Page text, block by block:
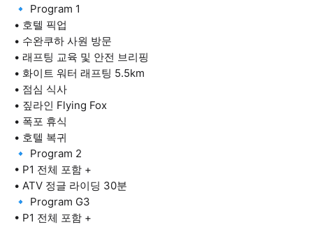
🔹 Program 1
• 호텔 픽업
• 수완쿠하 사원 방문
• 래프팅 교육 및 안전 브리핑
• 화이트 워터 래프팅 5.5km
• 점심 식사
• 짚라인 Flying Fox
• 폭포 휴식
• 호텔 복귀
🔹 Program 2
• P1 전체 포함 +
• ATV 정글 라이딩 30분
🔹 Program G3
• P1 전체 포함 +